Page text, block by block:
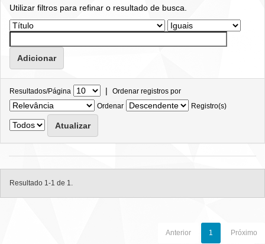
Utilizar filtros para refinar o resultado de busca.
Resultados/Página | Ordenar registros por
Ordenar
Registro(s)
Resultado 1-1 de 1.
Anterior 1 Próximo